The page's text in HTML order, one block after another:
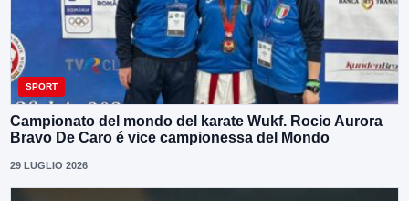
SPORT
Campionato del mondo del karate Wukf. Rocio Aurora
Bravo De Caro é vice campionessa del Mondo
29 LUGLIO 2026